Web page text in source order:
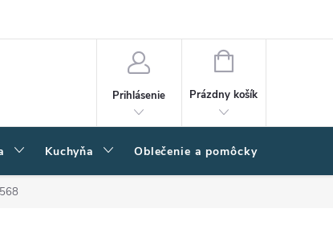
Prihlásenie
NÁKUPNÝ
Prázdny košík
Kuchyňa Oblečenie a pomôcky